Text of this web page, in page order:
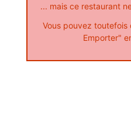
... mais ce restaurant
Vous pouvez
Emporter"